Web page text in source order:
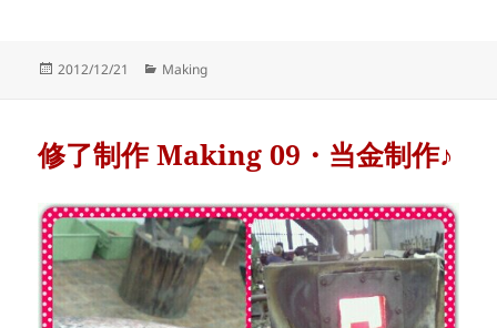
Posted
2012/12/21 Categories
Making
修了制作 Making 09・当金制作♪